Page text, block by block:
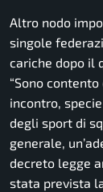
Altro nodo
singole
cariche dopo il
“Sono
incontro,
degli sport di
generale,
decreto legge
stata prevista